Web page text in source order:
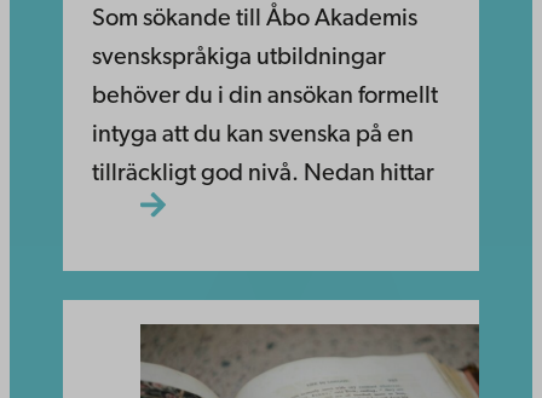
Som sökande till Åbo Akademis
svenskspråkiga utbildningar
behöver du i din ansökan formellt
intyga att du kan svenska på en
tillräckligt god nivå. Nedan hittar